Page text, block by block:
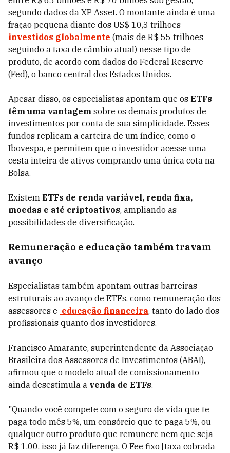
segundo dados da XP Asset. O montante ainda é uma
fração pequena diante dos US$ 10,3 trilhões
investidos globalmente (mais de R$ 55 trilhões
seguindo a taxa de câmbio atual) nesse tipo de
produto, de acordo com dados do Federal Reserve
(Fed), o banco central dos Estados Unidos.
Apesar disso, os especialistas apontam que os ETFs
têm uma vantagem sobre os demais produtos de
investimentos por conta de sua simplicidade. Esses
fundos replicam a carteira de um índice, como o
Ibovespa, e permitem que o investidor acesse uma
cesta inteira de ativos comprando uma única cota na
Bolsa.
Existem ETFs de renda variável, renda fixa,
moedas e até criptoativos, ampliando as
possibilidades de diversificação.
Remuneração e educação também travam
avanço
Especialistas também apontam outras barreiras
estruturais ao avanço de ETFs, como remuneração dos
assessores e educação financeira, tanto do lado dos
profissionais quanto dos investidores.
Francisco Amarante, superintendente da Associação
Brasileira dos Assessores de Investimentos (ABAI),
afirmou que o modelo atual de comissionamento
ainda desestimula a venda de ETFs.
"Quando você compete com o seguro de vida que te
paga todo mês 5%, um consórcio que te paga 5%, ou
qualquer outro produto que remunere nem que seja
R$ 1,00, isso já faz diferença. O Fee fixo [taxa cobrada